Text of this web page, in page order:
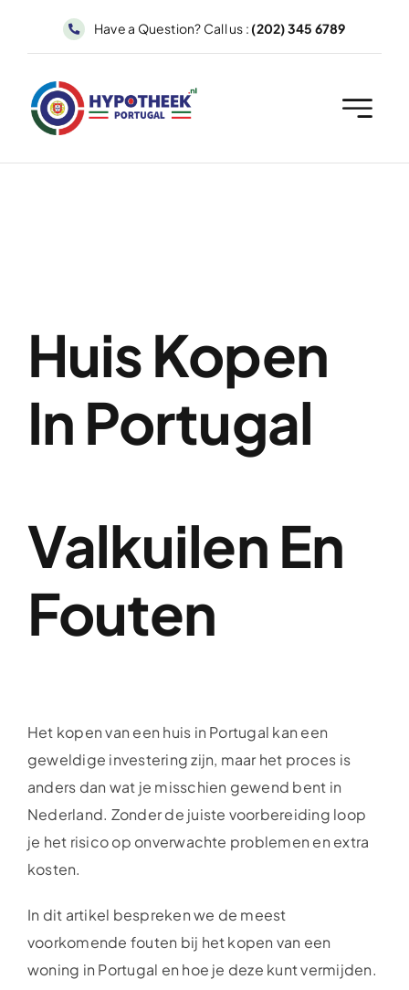
Have a Question? Call us : (202) 345 6789
Huis Kopen
In Portugal
Valkuilen En
Fouten
Het kopen van een huis in Portugal kan een
geweldige investering zijn, maar het proces is
anders dan wat je misschien gewend bent in
Nederland. Zonder de juiste voorbereiding loop
je het risico op onverwachte problemen en extra
kosten.
In dit artikel bespreken we de meest
voorkomende fouten bij het kopen van een
woning in Portugal en hoe je deze kunt vermijden.